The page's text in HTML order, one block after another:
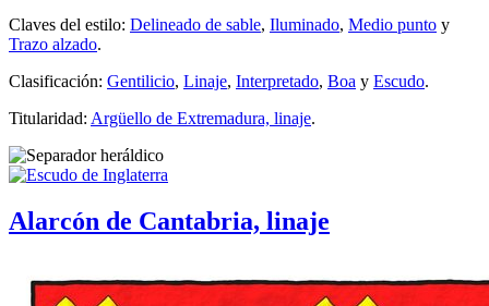
Claves del estilo: Delineado de sable, Iluminado, Medio punto y
Trazo alzado.
Clasificación: Gentilicio, Linaje, Interpretado, Boa y Escudo.
Titularidad: Argüello de Extremadura, linaje.
Alarcón de Cantabria, linaje